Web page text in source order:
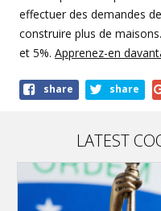
effectuer des demandes
construire plus de
et 5%. Apprenez-en
Shareshare share
LATEST